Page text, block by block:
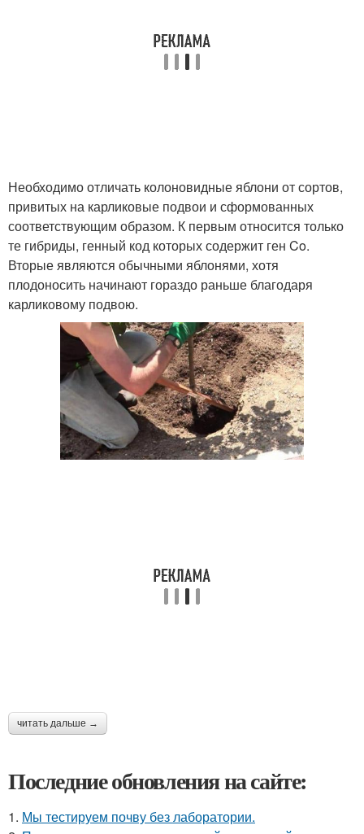
Необходимо отличать колоновидные яблони от сортов,
привитых на карликовые подвои и сформованных
соответствующим образом. К первым относится только
те гибриды, генный код которых содержит ген Co.
Вторые являются обычными яблонями, хотя
плодоносить начинают гораздо раньше благодаря
карликовому подвою.
читать дальше →
Последние обновления на сайте:
1. Мы тестируем почву без лаборатории.